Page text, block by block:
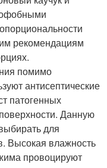
рекомендациям
помимо
антисептические
патогенных
Данную
для
Высокая влажность
провоцируют